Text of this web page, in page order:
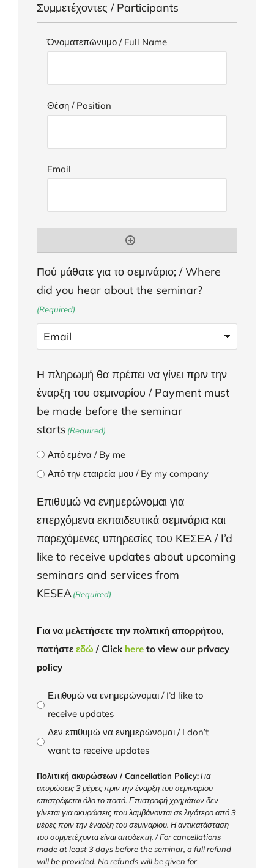
Συμμετέχοντες / Participants
Πού μάθατε για το σεμινάριο; / Where
did you hear about the seminar?
(Required)
Η πληρωμή θα πρέπει να γίνει πριν την
έναρξη του σεμιναρίου / Payment must
be made before the seminar
starts (Required)
Από εμένα / By me
Από την εταιρεία μου / By my company
Επιθυμώ να ενημερώνομαι για
επερχόμενα εκπαιδευτικά σεμινάρια και
παρεχόμενες υπηρεσίες του ΚΕΣΕΑ / I’d
like to receive updates about upcoming
seminars and services from
KESEA(Required)
Για να μελετήσετε την πολιτική απορρήτου,
πατήστε εδώ / Click here to view our privacy
policy
Επιθυμώ να ενημερώνομαι / I’d like to
receive updates
Δεν επιθυμώ να ενημερώνομαι / I don’t
want to receive updates
Πολιτική ακυρώσεων / Cancellation Policy:Για
ακυρώσεις 3 μέρες πριν την έναρξη του σεμιναρίου
επιστρέφεται όλο το ποσό. Επιστροφή χρημάτων δεν
γίνεται για ακυρώσεις που λαμβάνονται σε λιγότερο από 3
μέρες πριν την έναρξη του σεμιναρίου. Η αντικατάσταση
του συμμετέχοντα είναι αποδεκτή. / For cancellations
made at least 3 days before the seminar, a full refund
will be provided. No refunds will be given for